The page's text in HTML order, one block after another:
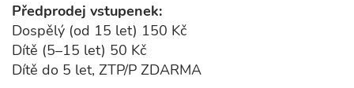
Předprodej vstupenek:
Dospělý (od 15 let) 150 Kč
Dítě (5–15 let) 50 Kč
Dítě do 5 let, ZTP/P ZDARMA